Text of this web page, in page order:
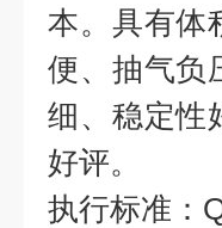
本。具有体
便、抽气负
细、稳定性
好评。
执行标准：